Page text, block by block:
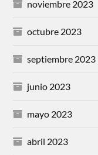
noviembre 2023
octubre 2023
septiembre 2023
junio 2023
mayo 2023
abril 2023